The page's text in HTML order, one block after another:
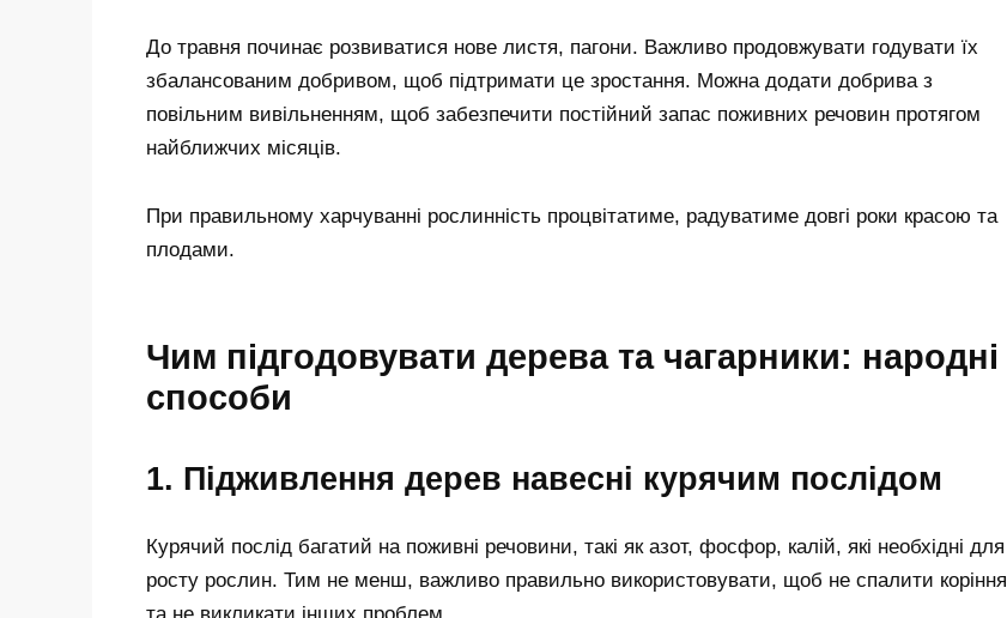
До травня починає розвиватися нове листя, пагони. Важливо продовжувати годувати їх
збалансованим добривом, щоб підтримати це зростання. Можна додати добрива з
повільним вивільненням, щоб забезпечити постійний запас поживних речовин протягом
найближчих місяців.
При правильному харчуванні рослинність процвітатиме, радуватиме довгі роки красою та
плодами.
Чим підгодовувати дерева та чагарники: народні
способи
1. Підживлення дерев навесні курячим послідом
Курячий послід багатий на поживні речовини, такі як азот, фосфор, калій, які необхідні для
росту рослин. Тим не менш, важливо правильно використовувати, щоб не спалити коріння